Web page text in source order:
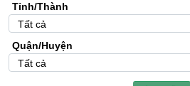
Tỉnh/Thành
Quận/Huyện